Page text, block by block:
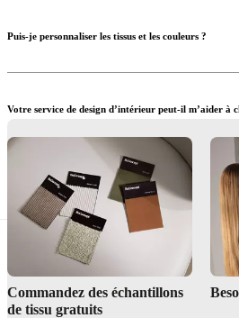
Puis-je personnaliser les tissus et les couleurs ?
Votre service de design d’intérieur peut-il m’aider à
Où puis-je voir et essayer les canapés en personne ?
Commandez des échantillons
de tissu gratuits